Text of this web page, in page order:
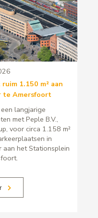
1.150 m² aan
te Amersfoort
langjarige
met Peple B.V.,
voor circa 1.158 m²
in
het Stationsplein